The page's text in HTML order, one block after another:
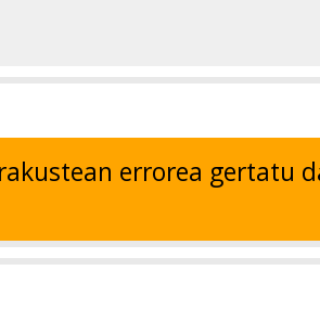
errorea gertatu